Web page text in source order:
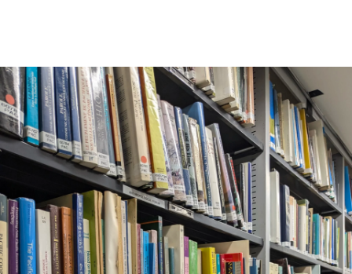
Le planning des séminaires 2025-2026
Le séminaire du CREDO
Le séminaire EHESS/CREDO
Séminaires précédents
Les axes scientifiques